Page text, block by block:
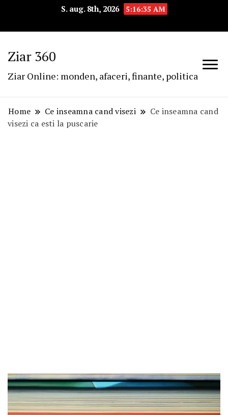
S. aug. 8th, 2026 5:16:36 AM
Ziar 360
Ziar Online: monden, afaceri, finante, politica
Home Ce inseamna cand visezi
Ce inseamna cand
visezi ca esti la puscarie